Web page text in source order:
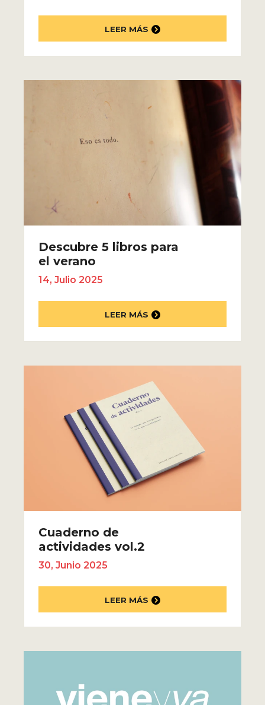
LEER MÁS
Descubre 5 libros para
el verano
14, Julio 2025
LEER MÁS
Cuaderno de
actividades vol.2
30, Junio 2025
LEER MÁS